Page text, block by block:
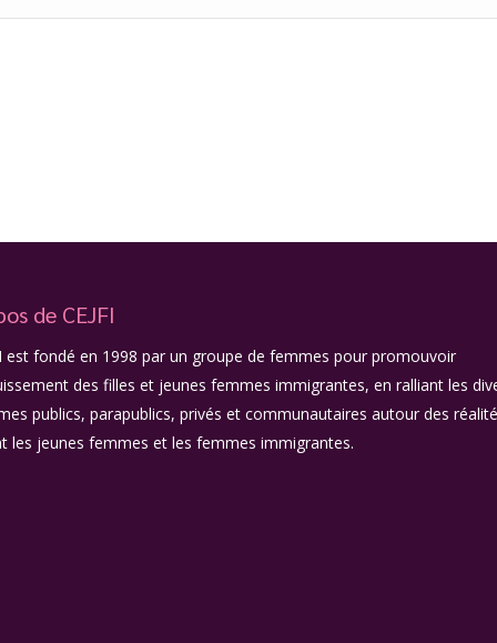
de CEJFI
est fondé en 1998 par un groupe de femmes pour promouvoir
des filles et jeunes femmes immigrantes, en ralliant les
publics, parapublics, privés et communautaires autour des
les jeunes femmes et les femmes immigrantes.